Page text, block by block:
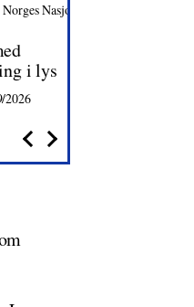
Nasjonale
i lys
2026